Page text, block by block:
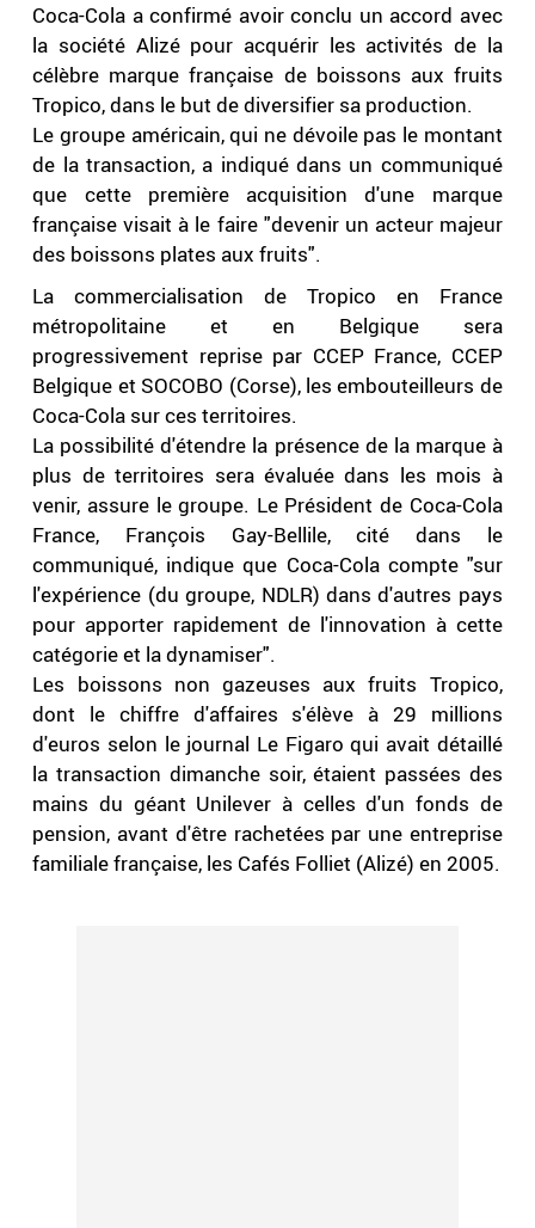
Coca-Cola a confirmé avoir conclu un accord avec
la société Alizé pour acquérir les activités de la
célèbre marque française de boissons aux fruits
Tropico, dans le but de diversifier sa production.
Le groupe américain, qui ne dévoile pas le montant
de la transaction, a indiqué dans un communiqué
que cette première acquisition d'une marque
française visait à le faire "devenir un acteur majeur
des boissons plates aux fruits".
La commercialisation de Tropico en France
métropolitaine et en Belgique sera
progressivement reprise par CCEP France, CCEP
Belgique et SOCOBO (Corse), les embouteilleurs de
Coca-Cola sur ces territoires.
La possibilité d'étendre la présence de la marque à
plus de territoires sera évaluée dans les mois à
venir, assure le groupe. Le Président de Coca-Cola
France, François Gay-Bellile, cité dans le
communiqué, indique que Coca-Cola compte "sur
l'expérience (du groupe, NDLR) dans d'autres pays
pour apporter rapidement de l'innovation à cette
catégorie et la dynamiser".
Les boissons non gazeuses aux fruits Tropico,
dont le chiffre d'affaires s'élève à 29 millions
d'euros selon le journal Le Figaro qui avait détaillé
la transaction dimanche soir, étaient passées des
mains du géant Unilever à celles d'un fonds de
pension, avant d'être rachetées par une entreprise
familiale française, les Cafés Folliet (Alizé) en 2005.